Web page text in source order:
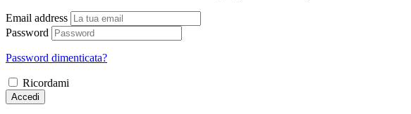
Email address
Password
Password dimenticata?
Ricordami
Accedi